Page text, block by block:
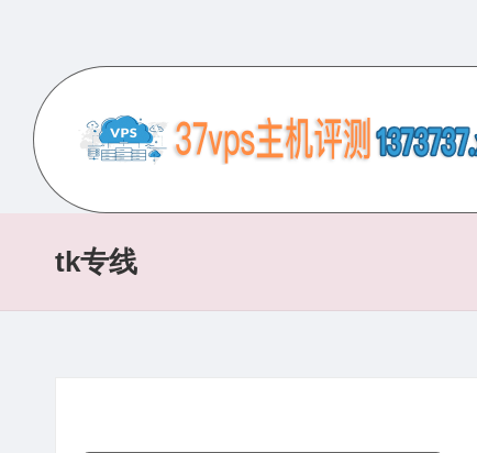
content
7
V
业
的
VPS
服
tk专线